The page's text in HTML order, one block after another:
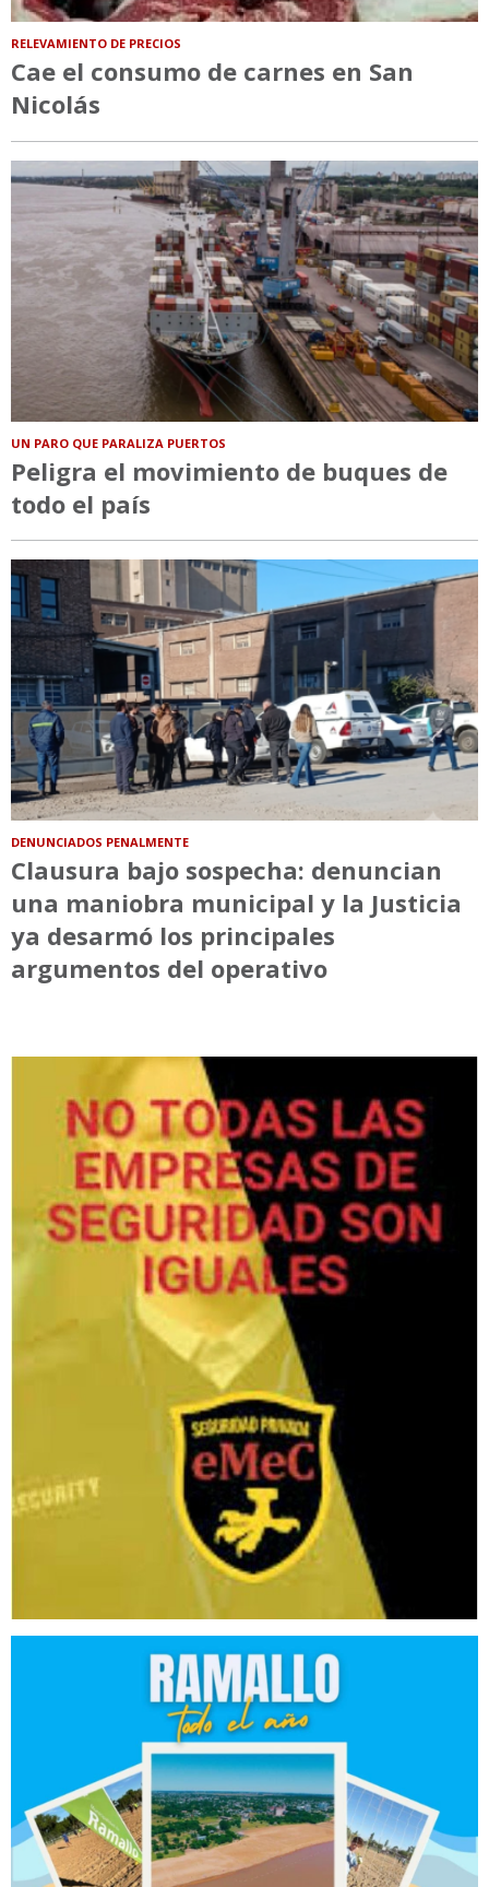
RELEVAMIENTO DE PRECIOS
Cae el consumo de carnes en San
Nicolás
UN PARO QUE PARALIZA PUERTOS
Peligra el movimiento de buques de
todo el país
DENUNCIADOS PENALMENTE
Clausura bajo sospecha: denuncian
una maniobra municipal y la Justicia
ya desarmó los principales
argumentos del operativo